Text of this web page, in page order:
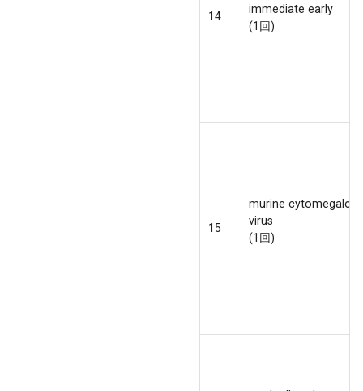
14
immediate early
(1回)
15
murine
virus
(1回)